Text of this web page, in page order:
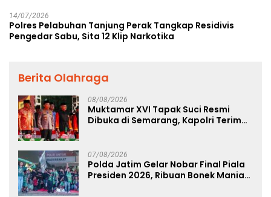
14/07/2026
Polres Pelabuhan Tanjung Perak Tangkap Residivis
Pengedar Sabu, Sita 12 Klip Narkotika
Berita Olahraga
08/08/2026
Muktamar XVI Tapak Suci Resmi
Dibuka di Semarang, Kapolri Terima
07/08/2026
Polda Jatim Gelar Nobar Final Piala
Presiden 2026, Ribuan Bonek Mania